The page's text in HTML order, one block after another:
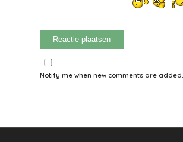
Notify me when new comments are added.